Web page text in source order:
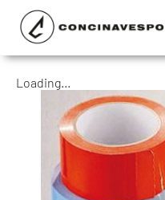
Loading...